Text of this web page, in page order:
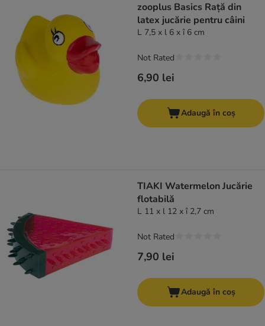
zooplus Basics Rață din
latex jucărie pentru câini
L 7,5 x l 6 x î 6 cm
6,90 lei
Not Rated
Adaugă în coș
TIAKI Watermelon Jucărie
flotabilă
L 11 x l 12 x î 2,7 cm
7,90 lei
Not Rated
Adaugă în coș